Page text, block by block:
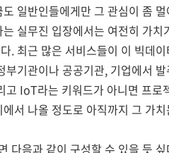
일반인들에게만 그 관심이 좀 멀
실무진 입장에서는 여전히 가치
. 최근 많은 서비스들이 이 빅데이
기관이나 공공기관, 기업에서
고 IoT라는 키워드가 아니면 프로
서 나올 정도로 아직까지 그 가
다음과 같이 구성할 수 있을 듯